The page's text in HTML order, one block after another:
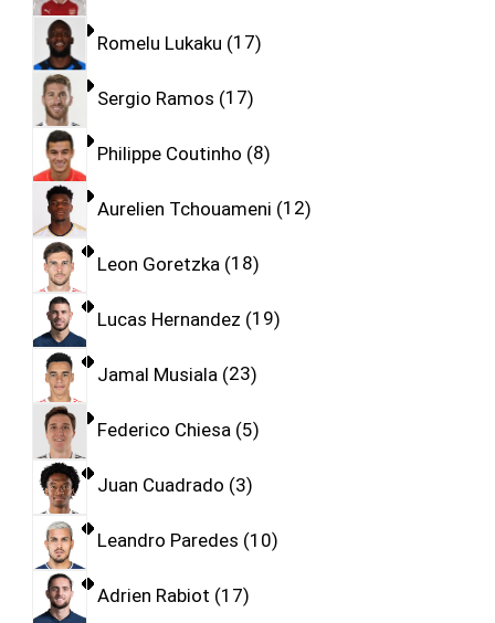
Romelu Lukaku 17
Sergio Ramos 17
Philippe Coutinho 8
Aurelien Tchouameni 12
Leon Goretzka 18
Lucas Hernandez 19
Jamal Musiala 23
Federico Chiesa 5
Juan Cuadrado 3
Leandro Paredes 10
Adrien Rabiot 17